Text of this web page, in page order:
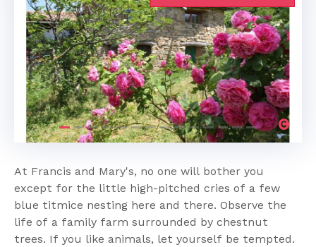
Previous Next
At Francis and Mary's, no one will bother you
except for the little high-pitched cries of a few
blue titmice nesting here and there. Observe the
life of a family farm surrounded by chestnut
trees. If you like animals, let yourself be tempted.